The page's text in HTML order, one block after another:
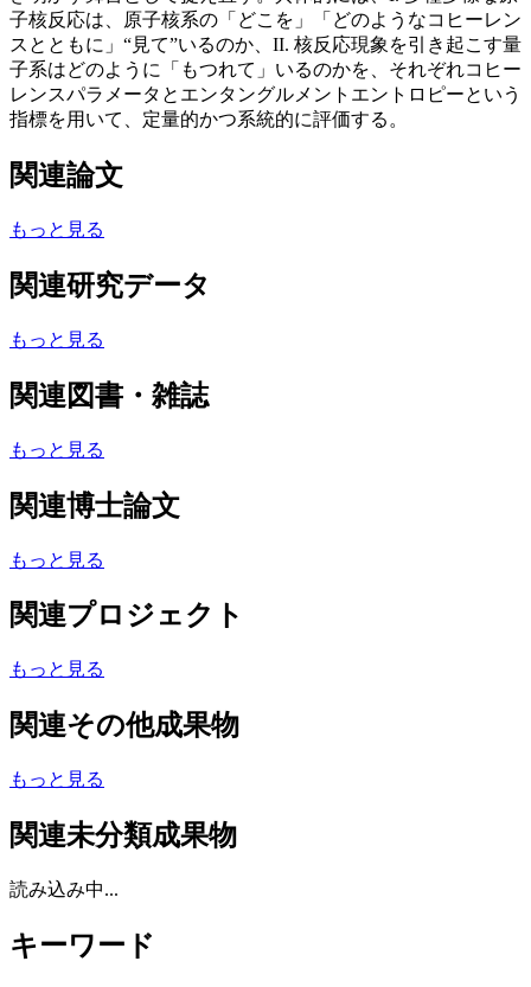
子核反応は、原子核系の「どこを」「どのようなコヒーレン
スとともに」“見て”いるのか、II. 核反応現象を引き起こす量
子系はどのように「もつれて」いるのかを、それぞれコヒー
レンスパラメータとエンタングルメントエントロピーという
指標を用いて、定量的かつ系統的に評価する。
関連論文
もっと見る
関連研究データ
もっと見る
関連図書・雑誌
もっと見る
関連博士論文
もっと見る
関連プロジェクト
もっと見る
関連その他成果物
もっと見る
関連未分類成果物
読み込み中...
キーワード